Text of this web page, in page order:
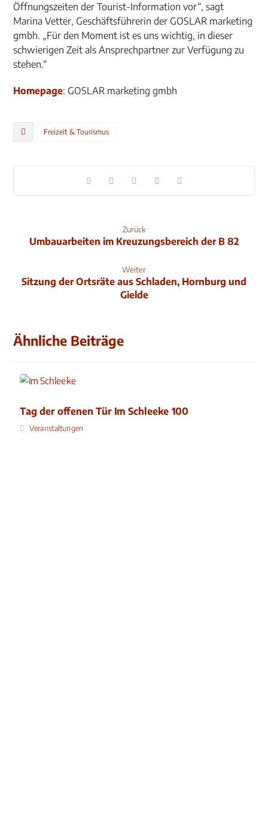
Öffnungszeiten der Tourist-Information vor“, sagt
Marina Vetter, Geschäftsführerin der GOSLAR marketing
gmbh. „Für den Moment ist es uns wichtig, in dieser
schwierigen Zeit als Ansprechpartner zur Verfügung zu
stehen.“
Homepage: GOSLAR marketing gmbh
Freizeit & Tourismus
Zurück
Umbauarbeiten im Kreuzungsbereich der B 82
Weiter
Sitzung der Ortsräte aus Schladen, Hornburg und
Gielde
Ähnliche Beiträge
Tag der offenen Tür Im Schleeke 100
Veranstaltungen